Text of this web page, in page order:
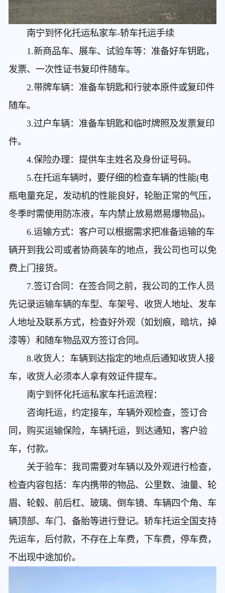
南宁到怀化托运私家车-轿车托运手续
1.新商品车、展车、试验车等：准备好车钥匙，
发票、一次性证书复印件随车。
2.带牌车辆：准备车钥匙和行驶本原件或复印件
随车。
3.过户车辆：准备车钥匙和临时牌照及发票复印
件。
4.保险办理：提供车主姓名及身份证号码。
5.在托运车辆时，要仔细的检查车辆的性能(电
瓶电量充足，发动机的性能良好，轮胎正常的气压，
冬季时需使用防冻液，车内禁止放易燃易爆物品)。
6.运输方式：客户可以根据需求把准备运输的车
辆开到我公司或者协商装车的地点，我公司也可以免
费上门接货。
7.签订合同：在签合同之前，我公司的工作人员
先记录运输车辆的车型、车架号、收货人地址、发车
人地址及联系方式，检查好外观（如划痕，暗坑，掉
漆等）和随车物品双方签订合同。
8.收货人：车辆到达指定的地点后通知收货人接
车，收货人必须本人拿有效证件提车。
南宁到怀化托运私家车托运流程：
咨询托运，约定接车，车辆外观检查，签订合
同，购买运输保险，车辆托运，到达通知，客户验
车，付款。
关于验车：我司需要对车辆以及外观进行检查，
检查内容包括：车内携带的物品、公里数、油量、轮
眉、轮毂、前后杠、玻璃、倒车镜、车辆四个角、车
辆顶部、车门、备胎等进行登记。轿车托运全国支持
先运车，后付款，不存在上车费，下车费，停车费，
不出现中途加价。